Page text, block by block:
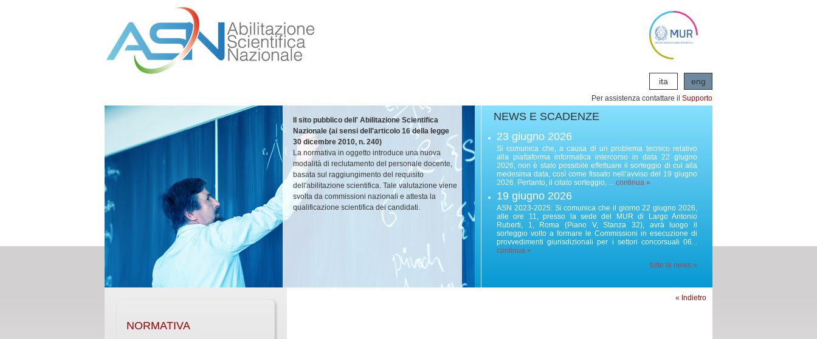
eng
ita
Per assistenza contattare il Supporto
Il sito pubblico dell' Abilitazione Scientifica
Nazionale (ai sensi dell'articolo 16 della legge
30 dicembre 2010, n. 240)
La normativa in oggetto introduce una nuova
modalità di reclutamento del personale docente,
basata sul raggiungimento del requisito
dell'abilitazione scientifica. Tale valutazione viene
svolta da commissioni nazionali e attesta la
qualificazione scientifica dei candidati.
NEWS E SCADENZE
23 giugno 2026
Si comunica che, a causa di un problema tecnico relativo
alla piattaforma informatica intercorso in data 22 giugno
2026, non è stato possibile effettuare il sorteggio di cui alla
medesima data, così come fissato nell’avviso del 19 giugno
2026. Pertanto, il citato sorteggio, ... continua »
19 giugno 2026
ASN 2023-2025: Si comunica che il giorno 22 giugno 2026,
alle ore 11, presso la sede del MUR di Largo Antonio
Ruberti, 1, Roma (Piano V, Stanza 32), avrà luogo il
sorteggio volto a formare le Commissioni in esecuzione di
provvedimenti giurisdizionali per i settori concorsuali 06...
continua »
tutte le news »
NORMATIVA
« Indietro